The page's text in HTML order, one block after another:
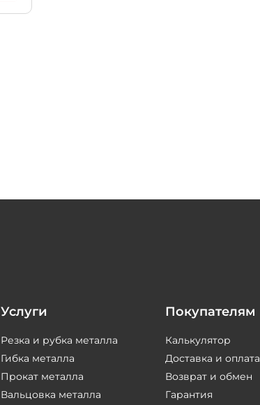
Услуги
Резка и рубка металла
Гибка металла
Прокат металла
Вальцовка металла
Покупателям
Калькулятор
Доставка и оплата
Возврат и обмен
Гарантия